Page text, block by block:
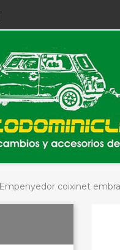
Empenyedor coixinet